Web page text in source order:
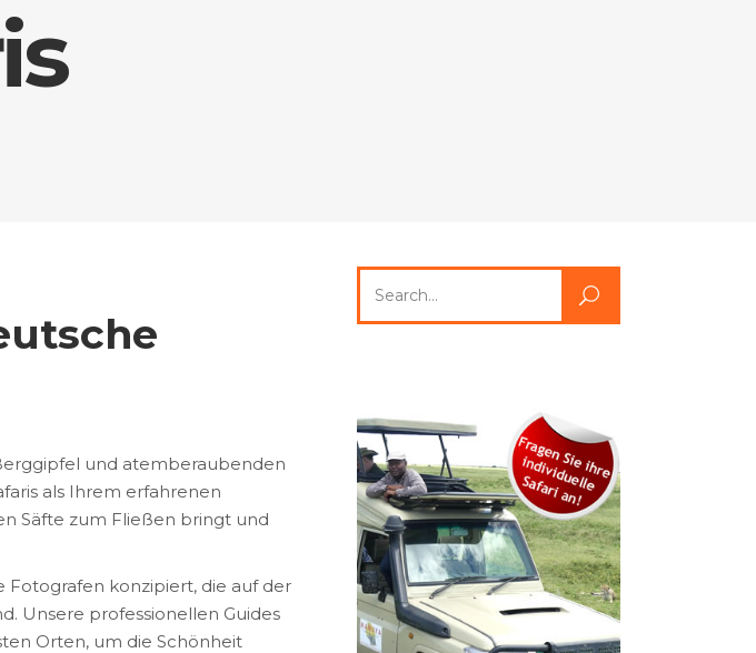
und atemberaubenden
als Ihrem erfahrenen
Säfte zum Fließen bringt und
Fotografen konzipiert, die auf der
Unsere professionellen Guides
Orten, um die Schönheit
for: